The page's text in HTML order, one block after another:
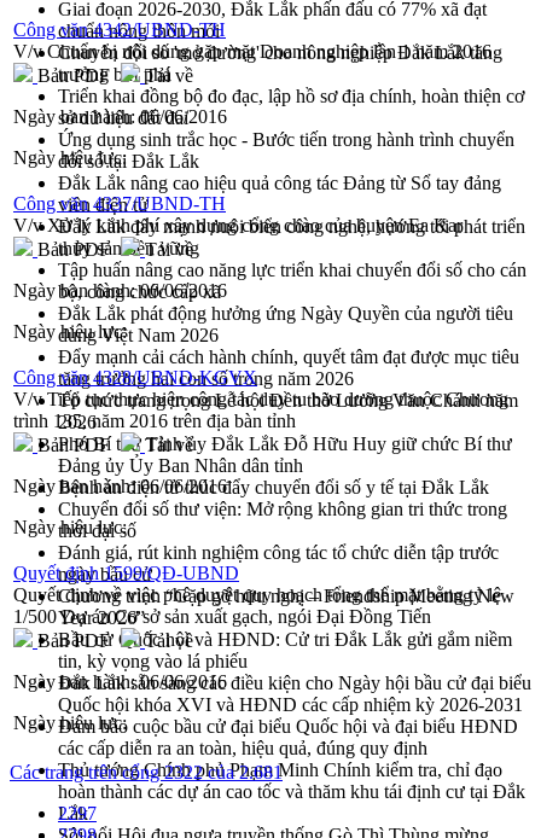
Giai đoạn 2026-2030, Đắk Lắk phấn đấu có 77% xã đạt
chuẩn nông thôn mới
Chuyển đổi số 'mở đường' cho nông nghiệp Đắk Lắk tăng
trưởng bứt phá
Triển khai đồng bộ đo đạc, lập hồ sơ địa chính, hoàn thiện cơ
sở dữ liệu đất đai
Ứng dụng sinh trắc học - Bước tiến trong hành trình chuyển
đổi số tại Đắk Lắk
Đắk Lắk nâng cao hiệu quả công tác Đảng từ Sổ tay đảng
viên điện tử
Đắk Lắk đẩy mạnh nuôi biển công nghệ, hướng tới phát triển
thủy sản bền vững
Tập huấn nâng cao năng lực triển khai chuyển đổi số cho cán
bộ, công chức cấp xã
Đắk Lắk phát động hưởng ứng Ngày Quyền của người tiêu
dùng Việt Nam 2026
Đẩy mạnh cải cách hành chính, quyết tâm đạt được mục tiêu
tăng trưởng hai con số trong năm 2026
Tổ chức trang trọng Lễ hội Đền thờ Lương Văn Chánh năm
2026
Phó Bí thư Tỉnh ủy Đắk Lắk Đỗ Hữu Huy giữ chức Bí thư
Đảng ủy Ủy Ban Nhân dân tỉnh
Bệnh án điện tử thúc đẩy chuyển đổi số y tế tại Đắk Lắk
Chuyển đổi số thư viện: Mở rộng không gian tri thức trong
thời đại số
Đánh giá, rút kinh nghiệm công tác tổ chức diễn tập trước
ngày bầu cử
Chương trình “Gặp gỡ hữu nghị – Friendship Meeting New
Year 2026”
Bầu cử Quốc hội và HĐND: Cử tri Đắk Lắk gửi gắm niềm
tin, kỳ vọng vào lá phiếu
Đắk Lắk sẵn sàng các điều kiện cho Ngày hội bầu cử đại biểu
Quốc hội khóa XVI và HĐND các cấp nhiệm kỳ 2026-2031
Đảm bảo cuộc bầu cử đại biểu Quốc hội và đại biểu HĐND
các cấp diễn ra an toàn, hiệu quả, đúng quy định
Thủ tướng Chính phủ Phạm Minh Chính kiểm tra, chỉ đạo
hoàn thành các dự án cao tốc và thăm khu tái định cư tại Đắk
Lắk
Công văn 4342/UBND-TH
V/v Chuẩn bị nội dung gặp mặt Doanh nghiệp lần 1 năm 2016
Bản PDF
Tải về
Ngày ban hành:06/06/2016
Ngày hiệu lực:
Công văn 4337/UBND-TH
V/v Xử lý kinh phí xây dựng cổng chào của huyện Ea Kar
Bản PDF
Tải về
Ngày ban hành:06/06/2016
Ngày hiệu lực:
Công văn 4328/UBND-KGVX
V/v Tiếp tục thực hiện công tác duy tu bão dưỡng thuộc Chương
trình 135, năm 2016 trên địa bàn tỉnh
Bản PDF
Tải về
Ngày ban hành:06/06/2016
Ngày hiệu lực:
Quyết định 1599/QĐ-UBND
Quyết định về việc phê duyệt quy hoạch tổng thể mặt bằng tỷ lệ
1/500 Dự án Cơ sở sản xuất gạch, ngói Đại Đồng Tiến
Bản PDF
Tải về
Ngày ban hành:06/06/2016
Ngày hiệu lực:
Các trang trên cổng 2322 của 2.681
2297